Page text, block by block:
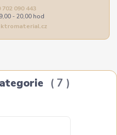
702 090 443
- 20,00 hod
7